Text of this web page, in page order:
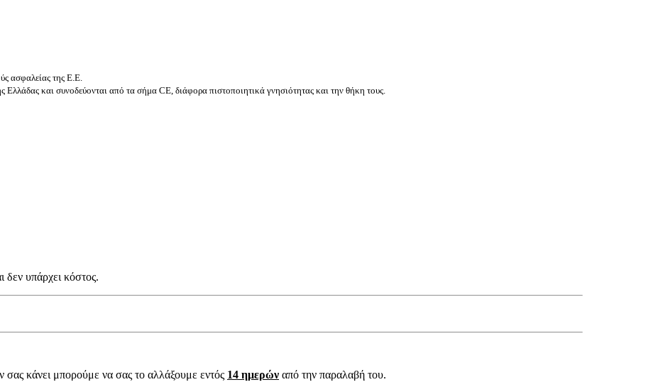
ασφαλείας της Ε.Ε.
και συνοδεύονται από τα σήμα CE, διάφορα πιστοποιητικά γνησιότητας και την θήκη τους.
δεν υπάρχει κόστος.
σας κάνει μπορούμε να σας το αλλάξουμε εντός 14 ημερών από την παραλαβή του.